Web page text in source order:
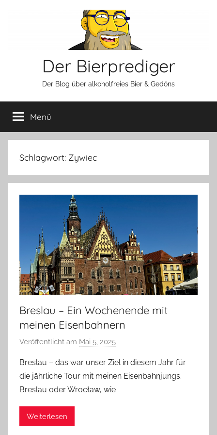
Der Bierprediger
Der Blog über alkoholfreies Bier & Gedöns
Menü
Schlagwort: Zywiec
Breslau – Ein Wochenende mit
meinen Eisenbahnern
Veröffentlicht am Mai 5, 2025
n
b
Breslau – das war unser Ziel in diesem Jahr für
die jährliche Tour mit meinen Eisenbahnjungs.
Breslau oder Wrocław, wie
Weiterlesen